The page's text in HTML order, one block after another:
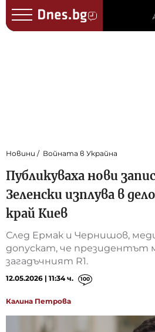
Новини Войната в Украйна
Публикуваха нови
Зеленски изплува в
край Киев
След Ермак и Чернишов,
допускат, че президентът
загадъчният R1.
12.05.2026 | 11:34 ч. 100
Калина Петрова